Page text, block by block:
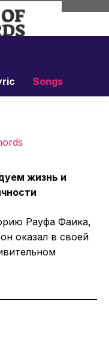
Songs
жизнь и
Рауфа Фаика,
оказал в своей